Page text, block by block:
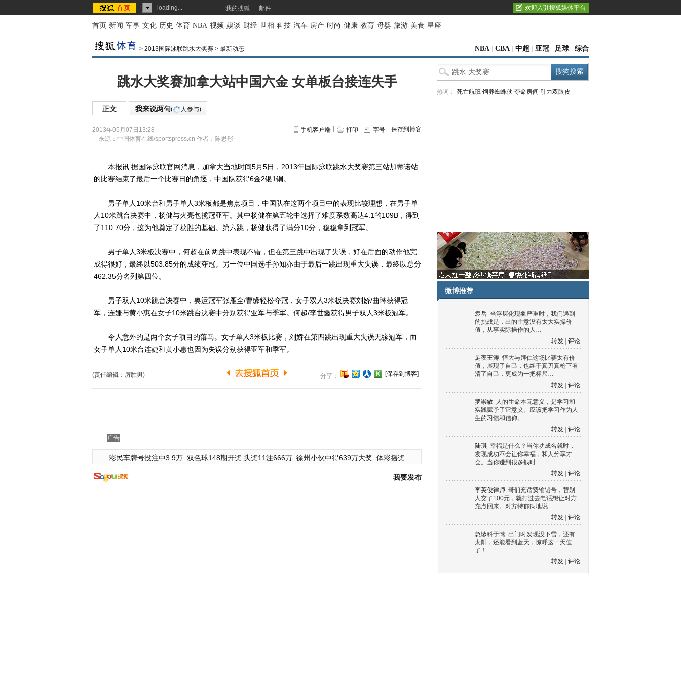
loading... 我的搜狐 邮件 欢迎入驻搜狐媒体平台
首页-新闻-军事-文化-历史-体育-NBA-视频-娱谈-财经-世相-科技-汽车-房产-时尚-健康-教育-母婴-旅游-美食-星座
> 2013国际泳联跳水大奖赛 > 最新动态 NBA CBA 中超 亚冠 足球 综合
跳水大奖赛加拿大站中国六金 女单板台接连失手
正文 我来说两句( 人参与)
2013年05月07日13:28
来源： 中国体育在线/sportspress.cn 作者：陈思彤
手机客户端 打印 字号 保存到博客
本报讯 据国际泳联官网消息，加拿大当地时间5月5日，2013年国际泳联跳水大奖赛第三站加蒂诺站
的比赛结束了最后一个比赛日的角逐，中国队获得6金2银1铜。
男子单人10米台和男子单人3米板都是焦点项目，中国队在这两个项目中的表现比较理想，在男子单
人10米跳台决赛中，杨健与火亮包揽冠亚军。其中杨健在第五轮中选择了难度系数高达4.1的109B，得到
了110.70分，这为他奠定了获胜的基础。第六跳，杨健获得了满分10分，稳稳拿到冠军。
男子单人3米板决赛中，何超在前两跳中表现不错，但在第三跳中出现了失误，好在后面的动作他完
成得很好，最终以503.85分的成绩夺冠。另一位中国选手孙知亦由于最后一跳出现重大失误，最终以总分
462.35分名列第四位。
男子双人10米跳台决赛中，奥运冠军张雁全/曹缘轻松夺冠，女子双人3米板决赛刘娇/曲琳获得冠
军，连婕与黄小惠在女子10米跳台决赛中分别获得亚军与季军。何超/李世鑫获得男子双人3米板冠军。
令人意外的是两个女子项目的落马。女子单人3米板比赛，刘娇在第四跳出现重大失误无缘冠军，而
女子单人10米台连婕和黄小惠也因为失误分别获得亚军和季军。
(责任编辑：厉胜男) 分享： [保存到博客]
广告
彩民车牌号投注中3.9万 双色球148期开奖:头奖11注666万 徐州小伙中得639万大奖 体彩摇奖
我要发布
热词： 死亡航班 饲养蜘蛛侠 夺命房间 引力双眼皮
微博推荐
袁岳 当浮层化现象严重时，我们遇到
的挑战是，出的主意没有太大实操价
值，从事实际操作的人…
转发
评论
足夜王涛 恒大与拜仁这场比赛太有价
值，展现了自己，也终于真刀真枪下看
清了自己，更成为一把标尺…
转发
评论
罗崇敏 人的生命本无意义，是学习和
实践赋予了它意义。应该把学习作为人
生的习惯和信仰。
转发
评论
陆琪 幸福是什么？当你功成名就时，
发现成功不会让你幸福，和人分享才
会。当你赚到很多钱时…
转发
评论
李英俊律师 哥们充话费输错号，替别
人交了100元，就打过去电话想让对方
充点回来。对方特郁闷地说…
转发
评论
急诊科于莺 出门时发现没下雪，还有
太阳，还能看到蓝天，惊呼这一天值
了！
转发
评论